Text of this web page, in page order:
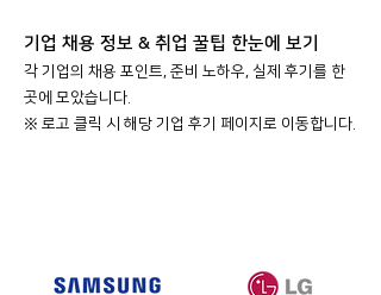
기업 채용 정보 & 취업 꿀팁 한눈에 보기
각 기업의 채용 포인트, 준비 노하우, 실제 후기를 한
곳에 모았습니다.
​※ 로고 클릭 시 해당 기업 후기 페이지로 이동합니다.